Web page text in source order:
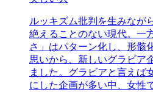
ルッキズム批判を生みなが
絶えることのない現代。一
さ」はパターン化し、形骸
思いから、新しいグラビア
ました。グラビアと言えば
にした企画が多い中、女性